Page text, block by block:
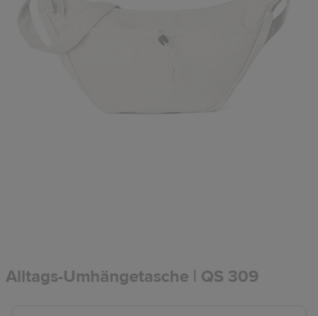
Alltags-Umhängetasche | QS 309